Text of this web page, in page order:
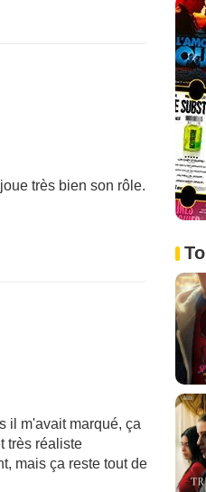
très bien son rôle.
il m'avait marqué, ça
très réaliste
mais ça reste tout de